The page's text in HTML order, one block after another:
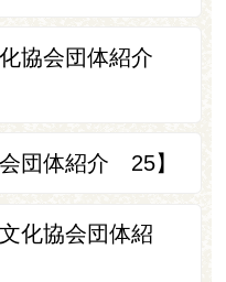
協会団体紹介
団体紹介 25】
化協会団体紹